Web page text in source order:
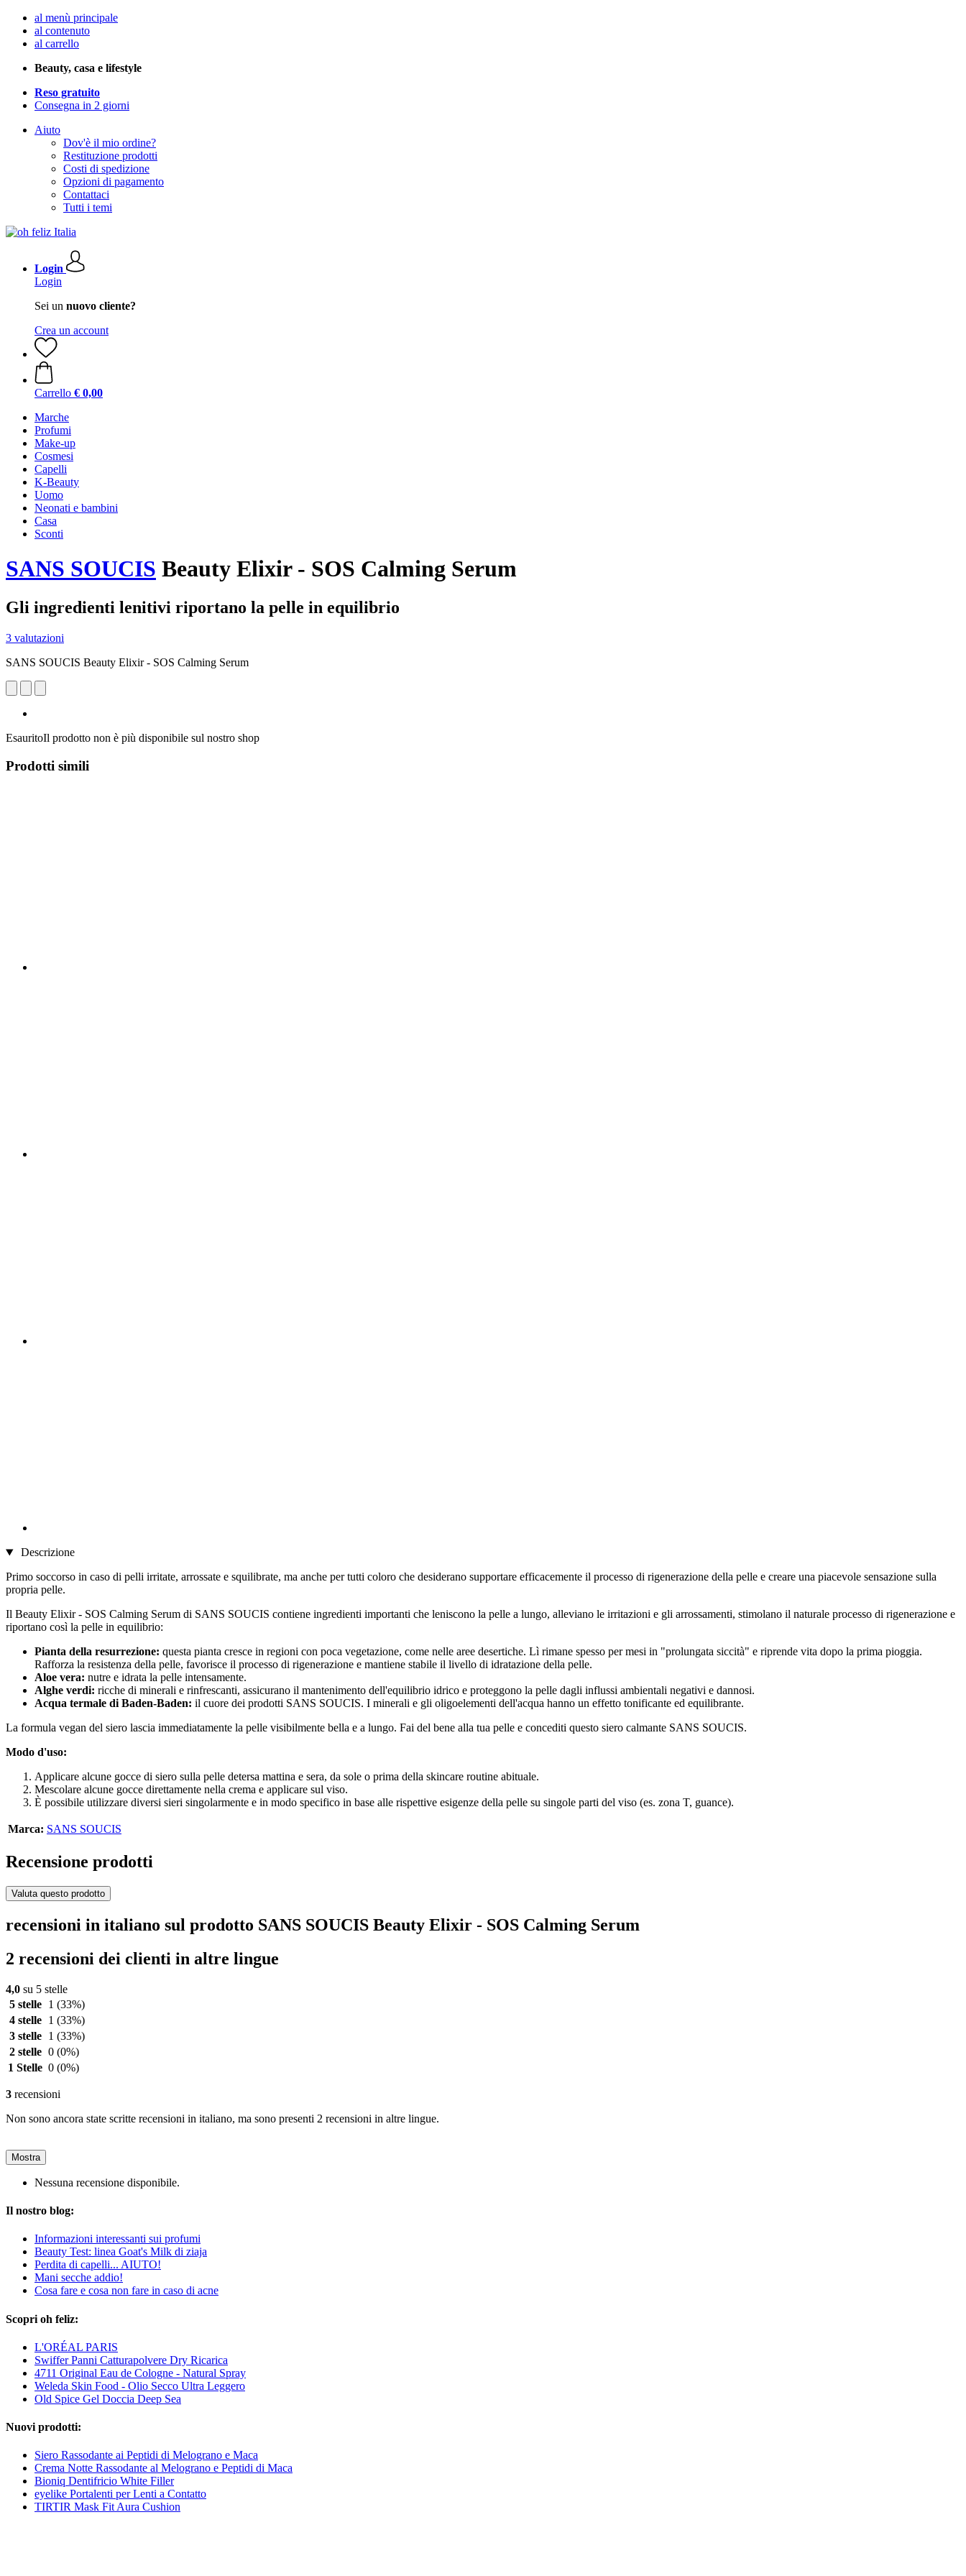
al menù principale
al contenuto
al carrello
Beauty, casa e lifestyle
Reso gratuito
Consegna in 2 giorni
Aiuto
Dov'è il mio ordine?
Restituzione prodotti
Costi di spedizione
Opzioni di pagamento
Contattaci
Tutti i temi
Login
Login
Sei un nuovo cliente?
Crea un account
Carrello € 0,00
Marche
Profumi
Make-up
Cosmesi
Capelli
K-Beauty
Uomo
Neonati e bambini
Casa
Sconti
SANS SOUCIS Beauty Elixir - SOS Calming Serum
Gli ingredienti lenitivi riportano la pelle in equilibrio
3 valutazioni
SANS SOUCIS Beauty Elixir - SOS Calming Serum
EsauritoIl prodotto non è più disponibile sul nostro shop
Prodotti simili
Descrizione
Primo soccorso in caso di pelli irritate, arrossate e squilibrate, ma anche per tutti coloro che desiderano supportare efficacemente il processo di rigenerazione della pelle e creare una piacevole sensazione sulla
propria pelle.
Il Beauty Elixir - SOS Calming Serum di SANS SOUCIS contiene ingredienti importanti che leniscono la pelle a lungo, alleviano le irritazioni e gli arrossamenti, stimolano il naturale processo di rigenerazione e
riportano così la pelle in equilibrio:
Pianta della resurrezione: questa pianta cresce in regioni con poca vegetazione, come nelle aree desertiche. Lì rimane spesso per mesi in "prolungata siccità" e riprende vita dopo la prima pioggia.
Rafforza la resistenza della pelle, favorisce il processo di rigenerazione e mantiene stabile il livello di idratazione della pelle.
Aloe vera: nutre e idrata la pelle intensamente.
Alghe verdi: ricche di minerali e rinfrescanti, assicurano il mantenimento dell'equilibrio idrico e proteggono la pelle dagli influssi ambientali negativi e dannosi.
Acqua termale di Baden-Baden: il cuore dei prodotti SANS SOUCIS. I minerali e gli oligoelementi dell'acqua hanno un effetto tonificante ed equilibrante.
La formula vegan del siero lascia immediatamente la pelle visibilmente bella e a lungo. Fai del bene alla tua pelle e concediti questo siero calmante SANS SOUCIS.
Modo d'uso:
Applicare alcune gocce di siero sulla pelle detersa mattina e sera, da sole o prima della skincare routine abituale.
Mescolare alcune gocce direttamente nella crema e applicare sul viso.
È possibile utilizzare diversi sieri singolarmente e in modo specifico in base alle rispettive esigenze della pelle su singole parti del viso (es. zona T, guance).
Marca: SANS SOUCIS
Recensione prodotti
Valuta questo prodotto
recensioni in italiano sul prodotto SANS SOUCIS Beauty Elixir - SOS Calming Serum
2 recensioni dei clienti in altre lingue
4,0 su 5 stelle
5 stelle
1 (33%)
4 stelle
1 (33%)
3 stelle
1 (33%)
2 stelle 0 (0%)
1 Stelle 0 (0%)
3 recensioni
Non sono ancora state scritte recensioni in italiano, ma sono presenti 2 recensioni in altre lingue.
Mostra
Nessuna recensione disponibile.
Il nostro blog:
Informazioni interessanti sui profumi
Beauty Test: linea Goat's Milk di ziaja
Perdita di capelli... AIUTO!
Mani secche addio!
Cosa fare e cosa non fare in caso di acne
Scopri oh feliz:
L'ORÉAL PARIS
Swiffer Panni Catturapolvere Dry Ricarica
4711 Original Eau de Cologne - Natural Spray
Weleda Skin Food - Olio Secco Ultra Leggero
Old Spice Gel Doccia Deep Sea
Nuovi prodotti:
Siero Rassodante ai Peptidi di Melograno e Maca
Crema Notte Rassodante al Melograno e Peptidi di Maca
Bioniq Dentifricio White Filler
eyelike Portalenti per Lenti a Contatto
TIRTIR Mask Fit Aura Cushion